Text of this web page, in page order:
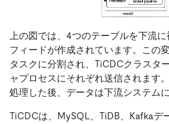
上の図では、4つのテーブルを下流
フィードが作成されています。この
タスクに分割され、TiCDCクラスタ
ャプロセスにそれぞれ送信されます
処理した後、データは下流システム
TiCDCは、MySQL、TiDB、Kafkaデ